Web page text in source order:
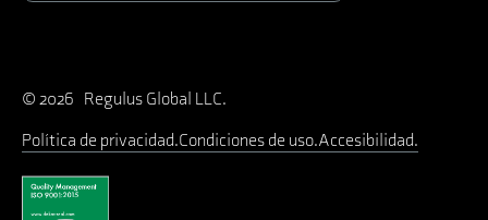
© 2026 Regulus Global LLC.
Política de privacidad Condiciones de uso Accesibilidad